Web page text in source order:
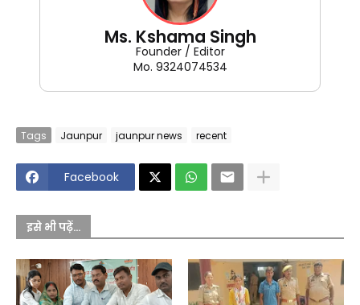
Ms. Kshama Singh
Founder / Editor
Mo. 9324074534
Tags Jaunpur jaunpur news recent
Facebook
इसे भी पढ़ें...